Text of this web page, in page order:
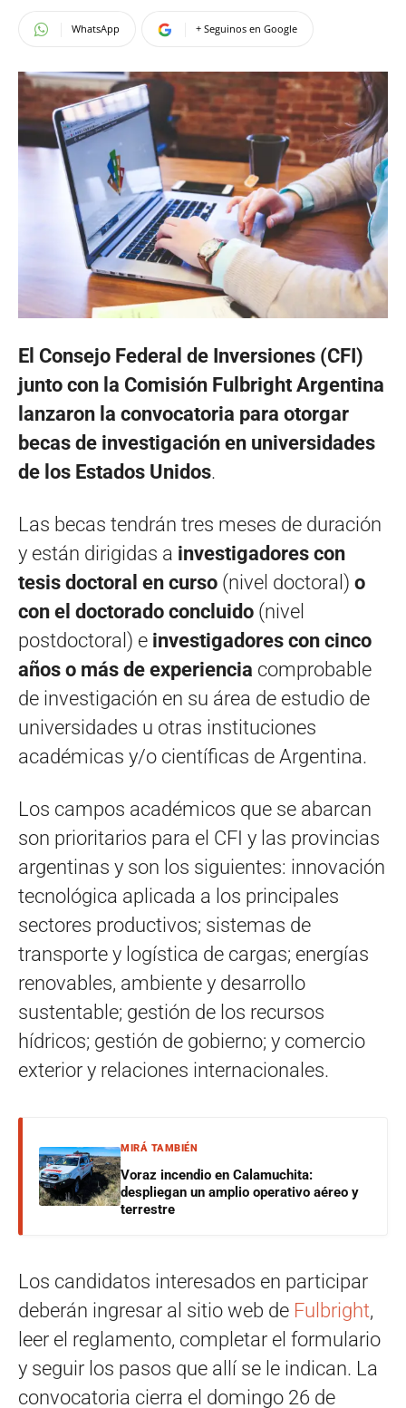
WhatsApp + Seguinos en Google
El Consejo Federal de Inversiones (CFI)
junto con la Comisión Fulbright Argentina
lanzaron la convocatoria para otorgar
becas de investigación en universidades
de los Estados Unidos.
Las becas tendrán tres meses de duración
y están dirigidas a investigadores con
tesis doctoral en curso (nivel doctoral) o
con el doctorado concluido (nivel
postdoctoral) e investigadores con cinco
años o más de experiencia comprobable
de investigación en su área de estudio de
universidades u otras instituciones
académicas y/o científicas de Argentina.
Los campos académicos que se abarcan
son prioritarios para el CFI y las provincias
argentinas y son los siguientes: innovación
tecnológica aplicada a los principales
sectores productivos; sistemas de
transporte y logística de cargas; energías
renovables, ambiente y desarrollo
sustentable; gestión de los recursos
hídricos; gestión de gobierno; y comercio
exterior y relaciones internacionales.
MIRÁ TAMBIÉN
Voraz incendio en Calamuchita:
despliegan un amplio operativo aéreo y
terrestre
Los candidatos interesados en participar
deberán ingresar al sitio web de Fulbright,
leer el reglamento, completar el formulario
y seguir los pasos que allí se le indican. La
convocatoria cierra el domingo 26 de